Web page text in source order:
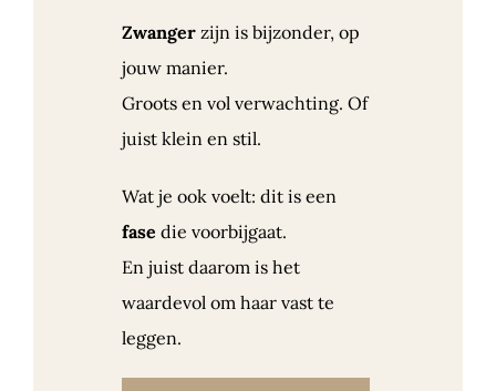
Zwanger zijn is bijzonder, op
jouw manier.
Groots en vol verwachting. Of
juist klein en stil.
Wat je ook voelt: dit is een
fase die voorbijgaat.
En juist daarom is het
waardevol om haar vast te
leggen.